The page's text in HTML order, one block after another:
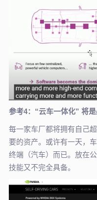
参考4：“云车一体化” 将
每一家车厂都将拥有自己
要的资产。或许有一天，
终端（汽车）而已。放在
技能又不完全具备。